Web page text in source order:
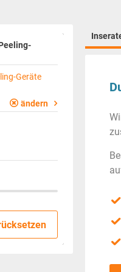
Geräte
ändern